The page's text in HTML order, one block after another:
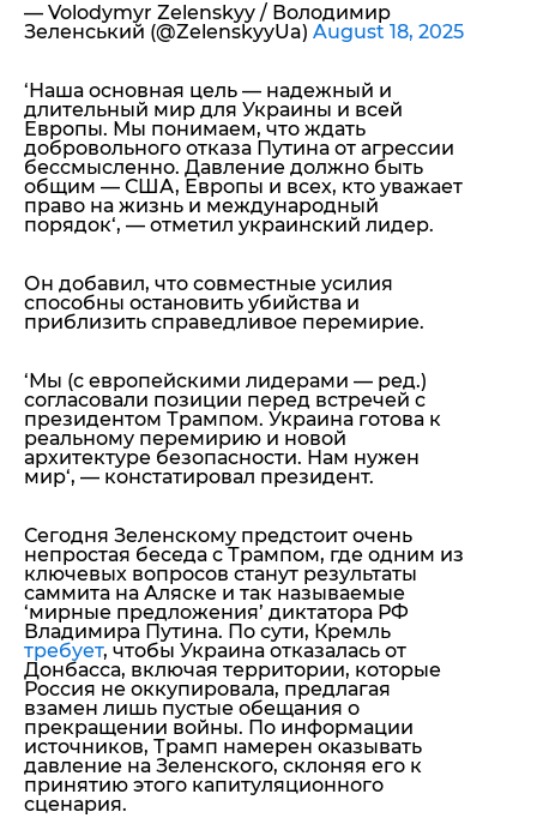
— Volodymyr Zelenskyy / Володимир
Зеленський (@ZelenskyyUa) August 18, 2025
‘ Наша основная цель — надежный и
длительный мир для Украины и всей
Европы. Мы понимаем, что ждать
добровольного отказа Путина от агрессии
бессмысленно. Давление должно быть
общим — США, Европы и всех, кто уважает
право на жизнь и международный
порядок‘, — отметил украинский лидер.
Он добавил, что совместные усилия
способны остановить убийства и
приблизить справедливое перемирие.
‘ Мы (с европейскими лидерами — ред.)
согласовали позиции перед встречей с
президентом Трампом. Украина готова к
реальному перемирию и новой
архитектуре безопасности. Нам нужен
мир‘, — констатировал президент.
Сегодня Зеленскому предстоит очень
непростая беседа с Трампом, где одним из
ключевых вопросов станут результаты
саммита на Аляске и так называемые
‘мирные предложения’ диктатора РФ
Владимира Путина. По сути, Кремль
требует, чтобы Украина отказалась от
Донбасса, включая территории, которые
Россия не оккупировала, предлагая
взамен лишь пустые обещания о
прекращении войны. По информации
источников, Трамп намерен оказывать
давление на Зеленского, склоняя его к
принятию этого капитуляционного
сценария.